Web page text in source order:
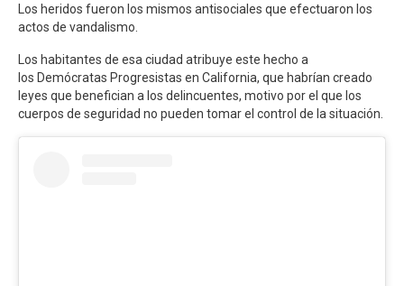
Los heridos fueron los mismos antisociales que efectuaron los
actos de vandalismo.
Los habitantes de esa ciudad atribuye este hecho a
los Demócratas Progresistas en California, que habrían creado
leyes que benefician a los delincuentes, motivo por el que los
cuerpos de seguridad no pueden tomar el control de la situación.